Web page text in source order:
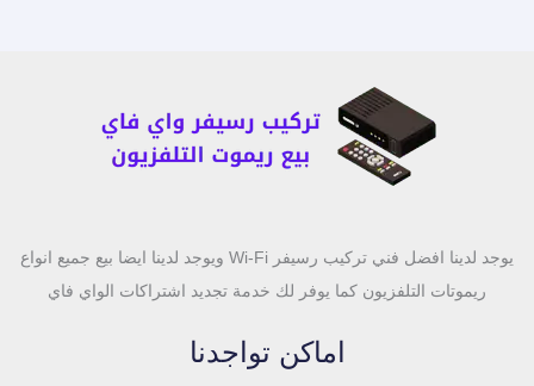
يوجد لدينا افضل فني تركيب رسيفر Wi-Fi ويوجد لدينا ايضا بيع جميع انواع
ريموتات التلفزيون كما يوفر لك خدمة تجديد اشتراكات الواي فاي
اماكن تواجدنا